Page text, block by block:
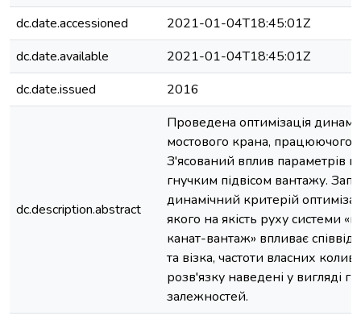
dc.date.accessioned
2021-01-04T18:45:01Z
dc.date.available
2021-01-04T18:45:01Z
dc.date.issued
2016
dc.description.abstract
Проведена оптимізація
мостового крана, працюючого
З'ясований вплив параметрів
гнучким підвісом вантажу.
динамічний критерій
якого на якість руху системи
канат-вантаж» впливає
та візка, частоти власних
розв'язку наведені у вигляді
залежностей.